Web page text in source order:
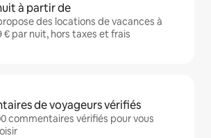
à partir de
des locations de vacances à
€ par nuit, hors taxes et frais
de voyageurs vérifiés
commentaires vérifiés pour vous